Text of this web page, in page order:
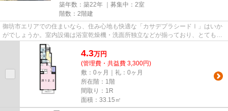
築年数：築22年 ｜募集中： 2室
階数：2階建
御坊市エリアでの住まいなら、住み心地も快適な「カサデプラシードⅠ」はいか
がでしょうか。室内設備は浴室乾燥機・洗面所独立などが揃っており、とても充
実しています。通話ボタンを押...
4.3万円
(管理費・共益費 3,300円)
敷：0ヶ月｜礼：0ヶ月
所在階：1階
間取り：1R
面積：33.15㎡